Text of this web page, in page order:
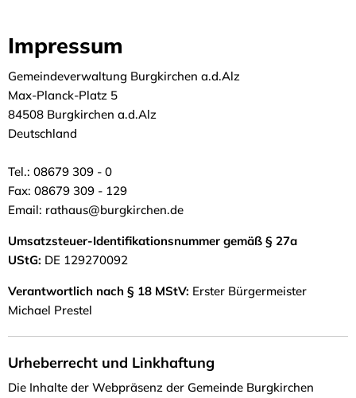
Impressum
Impressum
Gemeindeverwaltung Burgkirchen a.d.Alz
Max-Planck-Platz 5
84508 Burgkirchen a.d.Alz
Deutschland
Tel.: 08679 309 - 0
Fax: 08679 309 - 129
Email: rathaus@burgkirchen.de
Umsatzsteuer-Identifikationsnummer gemäß § 27a
UStG: DE 129270092
Verantwortlich nach § 18 MStV: Erster Bürgermeister
Michael Prestel
Urheberrecht und Linkhaftung
Die Inhalte der Webpräsenz der Gemeinde Burgkirchen